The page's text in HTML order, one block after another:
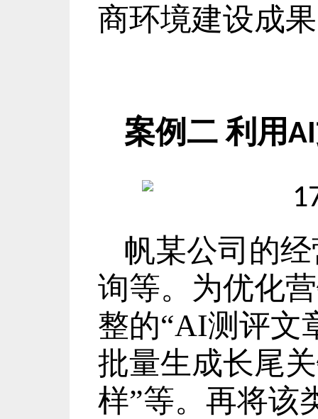
商环境建设成
案例二 利用AI
帆某公司的
询等。为优化
整的“AI测评文
批量生成长尾
样”等。再将该